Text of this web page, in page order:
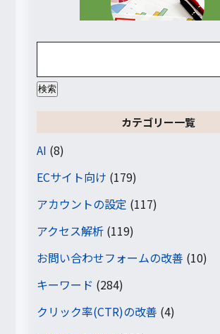
カテゴリー一覧
AI (8)
ECサイト向け (179)
アカウントの設定 (117)
アクセス解析 (119)
お問い合わせフォームの改善 (10)
キーワード (284)
クリック率(CTR)の改善 (4)